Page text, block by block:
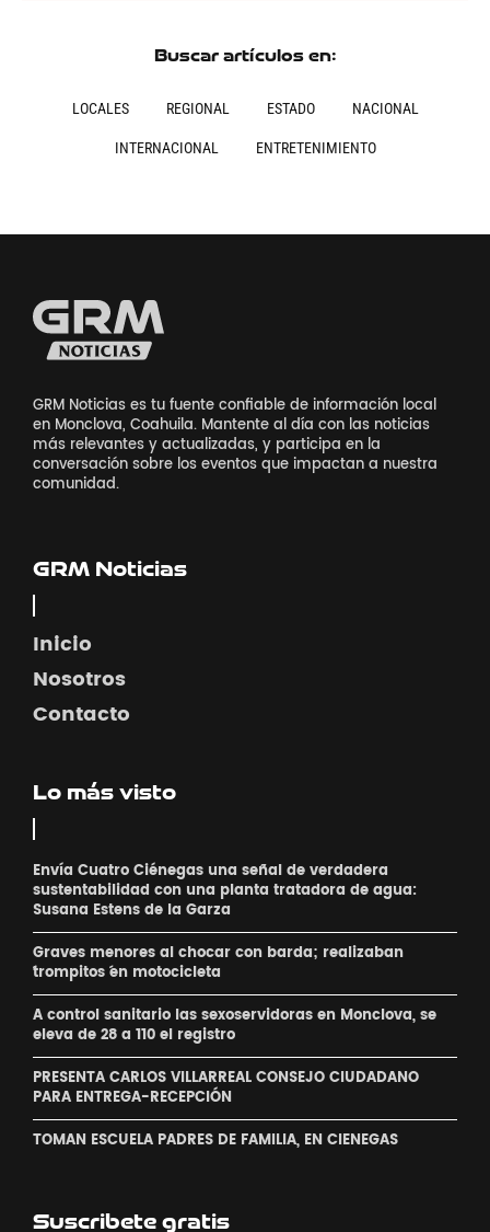
Buscar artículos en:
LOCALES REGIONAL ESTADO NACIONAL
INTERNACIONAL ENTRETENIMIENTO
GRM Noticias es tu fuente confiable de información local
en Monclova, Coahuila. Mantente al día con las noticias
más relevantes y actualizadas, y participa en la
conversación sobre los eventos que impactan a nuestra
comunidad.
GRM Noticias
Inicio
Nosotros
Contacto
Lo más visto
Envía Cuatro Ciénegas una señal de verdadera
sustentabilidad con una planta tratadora de agua:
Susana Estens de la Garza
Graves menores al chocar con barda; realizaban
´trompitos ´en motocicleta
A control sanitario las sexoservidoras en Monclova, se
eleva de 28 a 110 el registro
PRESENTA CARLOS VILLARREAL CONSEJO CIUDADANO
PARA ENTREGA-RECEPCIÓN
TOMAN ESCUELA PADRES DE FAMILIA, EN CIENEGAS
Suscribete gratis